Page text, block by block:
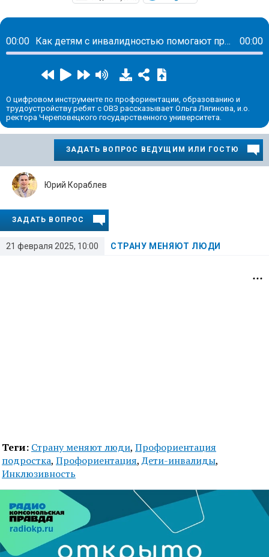
00:00 Как детям с инвалидностью помогают пройти профориентацию и построить карьеру 00:00
О цифровом инструменте по профориентации, образованию и
трудоустройству ребят с ОВЗ рассказывает Ольга Лягинова, и.о.
ректора Череповецкого государственного университета.
ЗАДАТЬ ВОПРОС ВЕДУЩИМ ИЛИ ГОСТЮ
21 февраля 2025, 10:00 СТРАНУ МЕНЯЮТ ЛЮДИ
Юрий Кораблев
ЗАДАТЬ ВОПРОС
Теги: Страну меняют люди, Профориентация
подростка, Профориентация,Дети-инвалиды,
Инклюзивность